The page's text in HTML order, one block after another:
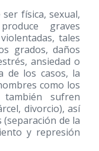
física, sexual,
graves
tales
grados, daños
ansiedad o
de los casos, la
como los
sufren
divorcio), así
(separación de la
y represión